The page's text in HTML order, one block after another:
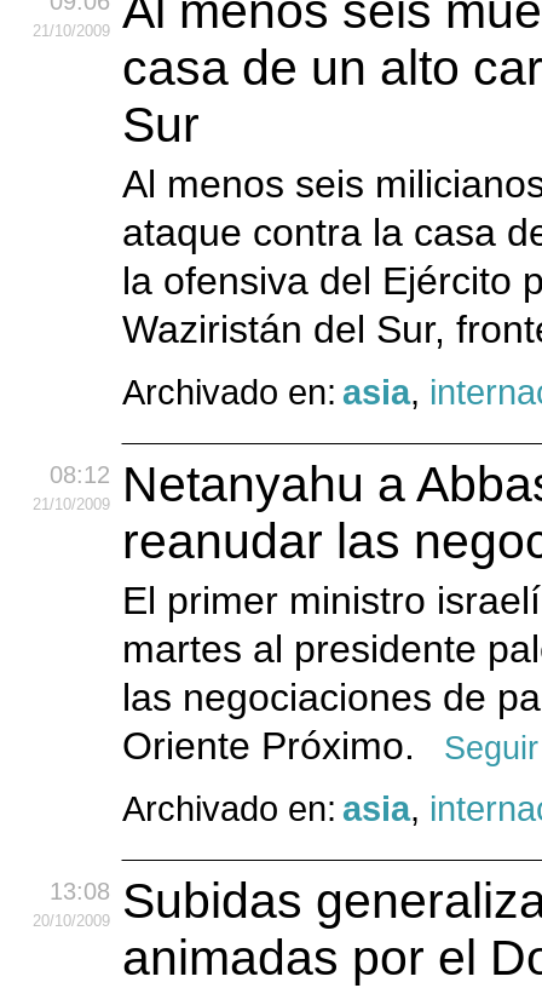
21/10/2009
Al menos seis
casa de un alto
Sur
Al menos seis
ataque contra la casa
la ofensiva del Ejército
Waziristán del Sur,
Archivado en: asia,
08:12
21/10/2009
Netanyahu a
reanudar las
El primer ministro
martes al presidente
las negociaciones de
Oriente Próximo.
Archivado en: asia,
13:08
20/10/2009
Subidas
animadas por el